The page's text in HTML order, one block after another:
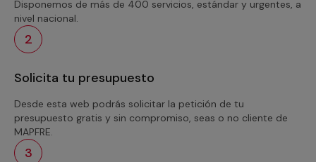
Disponemos de más de 400 servicios, estándar y urgentes, a
nivel nacional.
2
Solicita tu presupuesto
Desde esta web podrás solicitar la petición de tu
presupuesto gratis y sin compromiso, seas o no cliente de
MAPFRE.
3